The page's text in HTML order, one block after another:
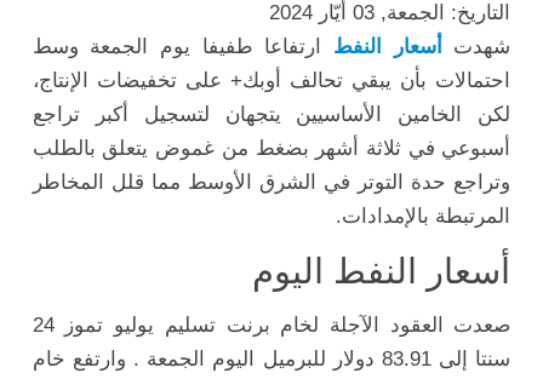
التاريخ: الجمعة, 03 أيّار 2024
شهدت
أسعار النفط ارتفاعا طفيفا يوم الجمعة وسط
احتمالات بأن يبقي تحالف أوبك+ على تخفيضات الإنتاج،
لكن الخامين الأساسيين يتجهان لتسجيل أكبر تراجع
أسبوعي في ثلاثة أشهر بضغط من غموض يتعلق بالطلب
وتراجع حدة التوتر في الشرق الأوسط مما قلل المخاطر
المرتبطة بالإمدادات.
أسعار النفط اليوم
صعدت العقود الآجلة لخام برنت
تسليم يوليو تموز 24
سنتا إلى 83.91
دولار
للبرميل اليوم الجمعة . وارتفع خام